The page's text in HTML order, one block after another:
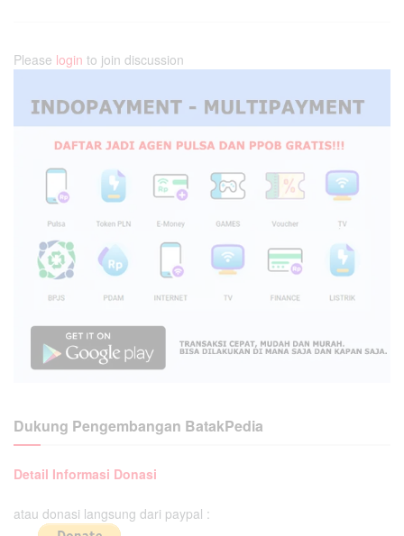
Please login to join discussion
Dukung Pengembangan BatakPedia
Detail Informasi Donasi
atau donasi langsung dari paypal :